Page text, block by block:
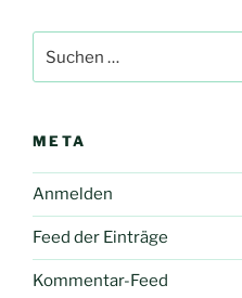
nach:
META
Anmelden
Feed der Einträge
Kommentar-Feed